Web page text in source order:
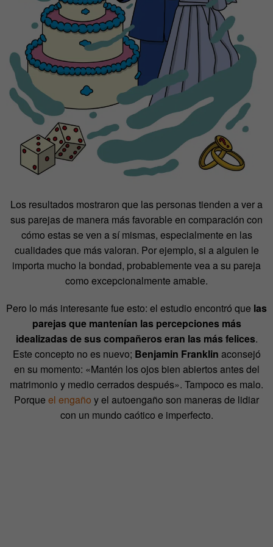
Los resultados mostraron que las personas tienden a ver a
sus parejas de manera más favorable en comparación con
cómo estas se ven a sí mismas, especialmente en las
cualidades que más valoran. Por ejemplo, si a alguien le
importa mucho la bondad, probablemente vea a su pareja
como excepcionalmente amable.
Pero lo más interesante fue esto: el estudio encontró que las
parejas que mantenían las percepciones más
idealizadas de sus compañeros eran las más felices.
Este concepto no es nuevo; Benjamin Franklin aconsejó
en su momento: «Mantén los ojos bien abiertos antes del
matrimonio y medio cerrados después». Tampoco es malo.
Porque el engaño y el autoengaño son maneras de lidiar
con un mundo caótico e imperfecto.